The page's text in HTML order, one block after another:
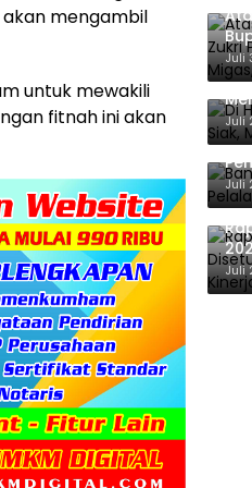
mengambil
untuk mewakili
fitnah ini akan
Juli
Di
Juli
Juli
Juli